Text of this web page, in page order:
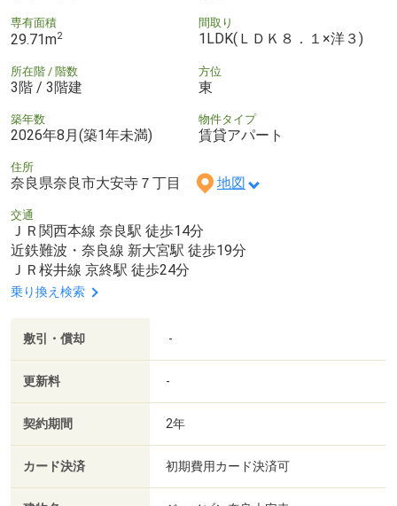
専有面積
29.71m2
間取り
1LDK(ＬＤＫ８．１×洋３)
所在階 / 階数
3階 / 3階建
方位
東
築年数
2026年8月(築1年未満)
物件タイプ
賃貸アパート
住所
奈良県奈良市大安寺７丁目 地図
交通
ＪＲ関西本線 奈良駅 徒歩14分
近鉄難波・奈良線 新大宮駅 徒歩19分
ＪＲ桜井線 京終駅 徒歩24分
乗り換え検索
敷引・償却 -
更新料 -
契約期間 2年
カード決済 初期費用カード決済可